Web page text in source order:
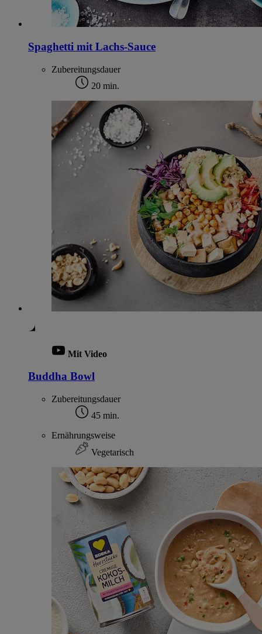
Spaghetti mit Lachs-Sauce
Zubereitungsdauer
20 min.
Mit Video
Buddha Bowl
Zubereitungsdauer
45 min.
Ernährungsweise
Vegetarisch